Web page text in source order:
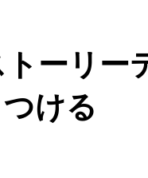
ーリー
ける